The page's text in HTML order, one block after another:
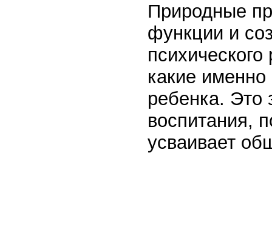
Природные
функции и
какие именно
ребенка. Это
воспитания,
усваивает